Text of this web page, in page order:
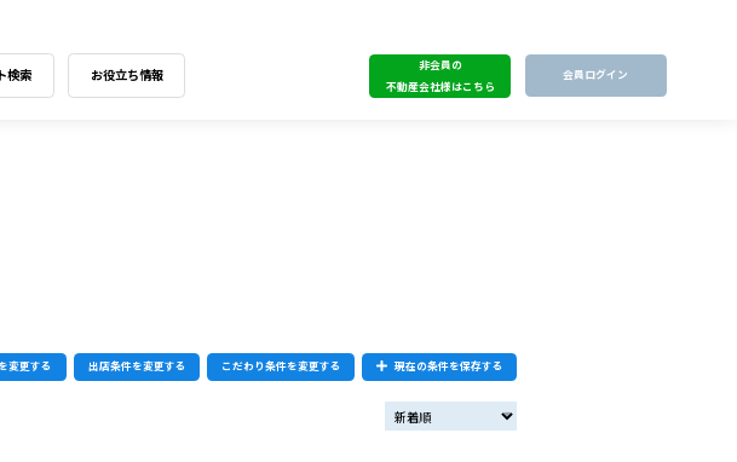
検索 お役立ち情報
非会員の
不動産会社様はこちら
会員ログイン
変更する 出店条件を変更する こだわり条件を変更する 現在の条件を保存する